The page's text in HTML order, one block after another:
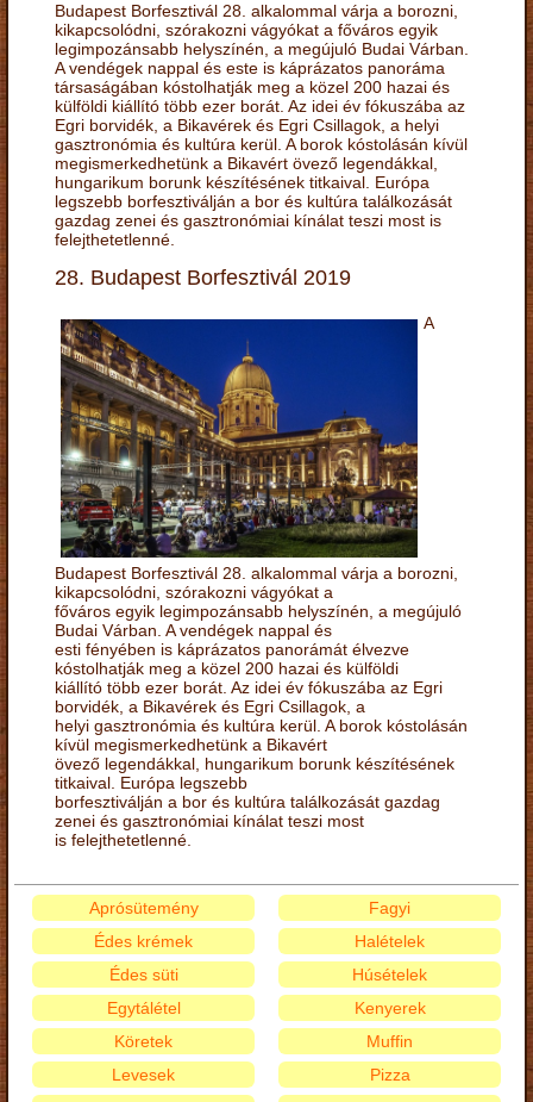
Budapest Borfesztivál 28. alkalommal várja a borozni,
kikapcsolódni, szórakozni vágyókat a főváros egyik
legimpozánsabb helyszínén, a megújuló Budai Várban.
A vendégek nappal és este is káprázatos panoráma
társaságában kóstolhatják meg a közel 200 hazai és
külföldi kiállító több ezer borát. Az idei év fókuszába az
Egri borvidék, a Bikavérek és Egri Csillagok, a helyi
gasztronómia és kultúra kerül. A borok kóstolásán kívül
megismerkedhetünk a Bikavért övező legendákkal,
hungarikum borunk készítésének titkaival. Európa
legszebb borfesztiválján a bor és kultúra találkozását
gazdag zenei és gasztronómiai kínálat teszi most is
felejthetetlenné.
28. Budapest Borfesztivál 2019
A
Budapest Borfesztivál 28. alkalommal várja a borozni,
kikapcsolódni, szórakozni vágyókat a
főváros egyik legimpozánsabb helyszínén, a megújuló
Budai Várban. A vendégek nappal és
esti fényében is káprázatos panorámát élvezve
kóstolhatják meg a közel 200 hazai és külföldi
kiállító több ezer borát. Az idei év fókuszába az Egri
borvidék, a Bikavérek és Egri Csillagok, a
helyi gasztronómia és kultúra kerül. A borok kóstolásán
kívül megismerkedhetünk a Bikavért
övező legendákkal, hungarikum borunk készítésének
titkaival. Európa legszebb
borfesztiválján a bor és kultúra találkozását gazdag
zenei és gasztronómiai kínálat teszi most
is felejthetetlenné.
Aprósütemény
Édes krémek
Édes süti
Egytálétel
Fagyi
Halételek
Húsételek
Kenyerek
Köretek
Levesek
Muffin
Pizza